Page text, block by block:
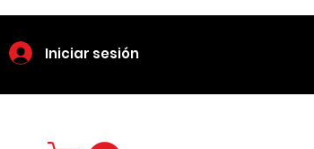
Iniciar sesión